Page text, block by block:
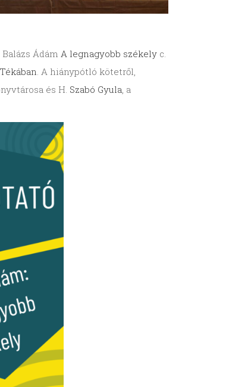
Ádám A legnagyobb székelyc.
. A hiánypótló kötetről,
és H. Szabó Gyula, a